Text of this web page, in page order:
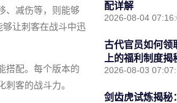
、减伤等，则能够
够让刺客在战斗中迅
搭配。每个版本的
客的战斗力。
配详解
2026-08-04
古代官员如何领
上的福利制度揭
2026-08-03
剑齿虎试炼揭秘